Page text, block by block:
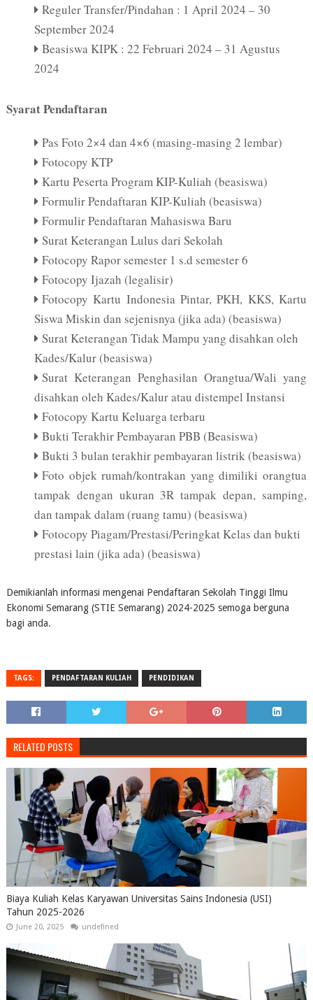
Reguler Transfer/Pindahan : 1 April 2024 – 30
September 2024
Beasiswa KIPK : 22 Februari 2024 – 31 Agustus
2024
Syarat Pendaftaran
Pas Foto 2×4 dan 4×6 (masing-masing 2 lembar)
Fotocopy KTP
Kartu Peserta Program KIP-Kuliah (beasiswa)
Formulir Pendaftaran KIP-Kuliah (beasiswa)
Formulir Pendaftaran Mahasiswa Baru
Surat Keterangan Lulus dari Sekolah
Fotocopy Rapor semester 1 s.d semester 6
Fotocopy Ijazah (legalisir)
Fotocopy Kartu Indonesia Pintar, PKH, KKS, Kartu
Siswa Miskin dan sejenisnya (jika ada) (beasiswa)
Surat Keterangan Tidak Mampu yang disahkan oleh
Kades/Kalur (beasiswa)
Surat Keterangan Penghasilan Orangtua/Wali yang
disahkan oleh Kades/Kalur atau distempel Instansi
Fotocopy Kartu Keluarga terbaru
Bukti Terakhir Pembayaran PBB (Beasiswa)
Bukti 3 bulan terakhir pembayaran listrik (beasiswa)
Foto objek rumah/kontrakan yang dimiliki orangtua
tampak dengan ukuran 3R tampak depan, samping,
dan tampak dalam (ruang tamu) (beasiswa)
Fotocopy Piagam/Prestasi/Peringkat Kelas dan bukti
prestasi lain (jika ada) (beasiswa)
Demikianlah informasi mengenai Pendaftaran Sekolah Tinggi Ilmu
Ekonomi Semarang (STIE Semarang) 2024-2025 semoga berguna
bagi anda.
TAGS: PENDAFTARAN KULIAH PENDIDIKAN
RELATED POSTS
Biaya Kuliah Kelas Karyawan Universitas Sains Indonesia (USI)
Tahun 2025-2026
June 20, 2025 undefined